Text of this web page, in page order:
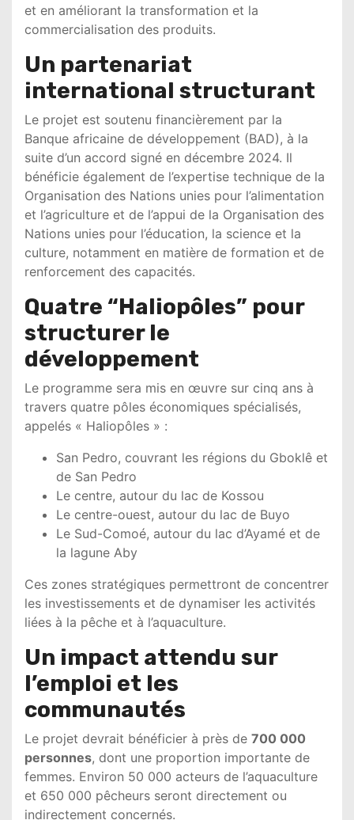
et en améliorant la transformation et la
commercialisation des produits.
Un partenariat
international structurant
Le projet est soutenu financièrement par la
Banque africaine de développement (BAD), à la
suite d’un accord signé en décembre 2024. Il
bénéficie également de l’expertise technique de la
Organisation des Nations unies pour l’alimentation
et l’agriculture et de l’appui de la Organisation des
Nations unies pour l’éducation, la science et la
culture, notamment en matière de formation et de
renforcement des capacités.
Quatre “Haliopôles” pour
structurer le
développement
Le programme sera mis en œuvre sur cinq ans à
travers quatre pôles économiques spécialisés,
appelés « Haliopôles » :
San Pedro, couvrant les régions du Gboklê et
de San Pedro
Le centre, autour du lac de Kossou
Le centre-ouest, autour du lac de Buyo
Le Sud-Comoé, autour du lac d’Ayamé et de
la lagune Aby
Ces zones stratégiques permettront de concentrer
les investissements et de dynamiser les activités
liées à la pêche et à l’aquaculture.
Un impact attendu sur
l’emploi et les
communautés
Le projet devrait bénéficier à près de 700 000
personnes, dont une proportion importante de
femmes. Environ 50 000 acteurs de l’aquaculture
et 650 000 pêcheurs seront directement ou
indirectement concernés.